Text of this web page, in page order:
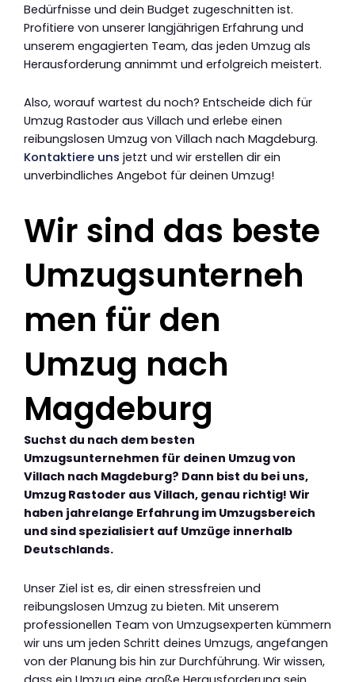
Bedürfnisse und dein Budget zugeschnitten ist.
Profitiere von unserer langjährigen Erfahrung und
unserem engagierten Team, das jeden Umzug als
Herausforderung annimmt und erfolgreich meistert.
Also, worauf wartest du noch? Entscheide dich für
Umzug Rastoder aus Villach und erlebe einen
reibungslosen Umzug von Villach nach Magdeburg.
Kontaktiere uns jetzt und wir erstellen dir ein
unverbindliches Angebot für deinen Umzug!
Wir sind das beste
Umzugsunterneh
men für den
Umzug nach
Magdeburg
Suchst du nach dem besten
Umzugsunternehmen für deinen Umzug von
Villach nach Magdeburg? Dann bist du bei uns,
Umzug Rastoder aus Villach, genau richtig! Wir
haben jahrelange Erfahrung im Umzugsbereich
und sind spezialisiert auf Umzüge innerhalb
Deutschlands.
Unser Ziel ist es, dir einen stressfreien und
reibungslosen Umzug zu bieten. Mit unserem
professionellen Team von Umzugsexperten kümmern
wir uns um jeden Schritt deines Umzugs, angefangen
von der Planung bis hin zur Durchführung. Wir wissen,